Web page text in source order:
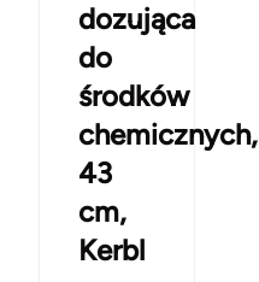
dozująca
do
środków
chemicznych,
43
cm,
Kerbl